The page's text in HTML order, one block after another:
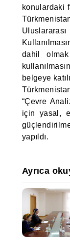
konulardaki
dahil
belgeye
“Çevre
için yasal,
yapıldı.
Ayrıca